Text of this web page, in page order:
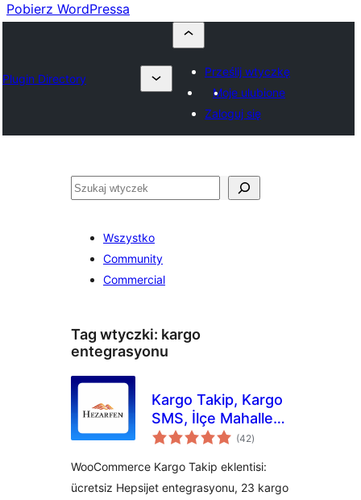
Pobierz WordPressa
Plugin Directory
Prześlij wtyczkę
Moje ulubione
Zaloguj się
Szukaj
Wszystko
Community
Commercial
Tag wtyczki: kargo
entegrasyonu
Kargo Takip, Kargo
SMS, İlçe Mahalle
Sözleşme by(42wszystkich
ocen
)
WooCommerce Kargo Takip eklentisi:
ücretsiz Hepsijet entegrasyonu, 23 kargo